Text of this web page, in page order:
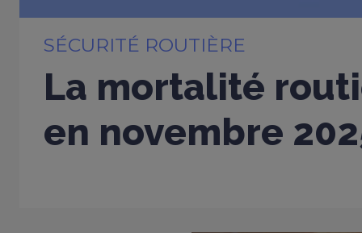
SÉCURITÉ ROUTIÈRE
La mortalité
en novembre